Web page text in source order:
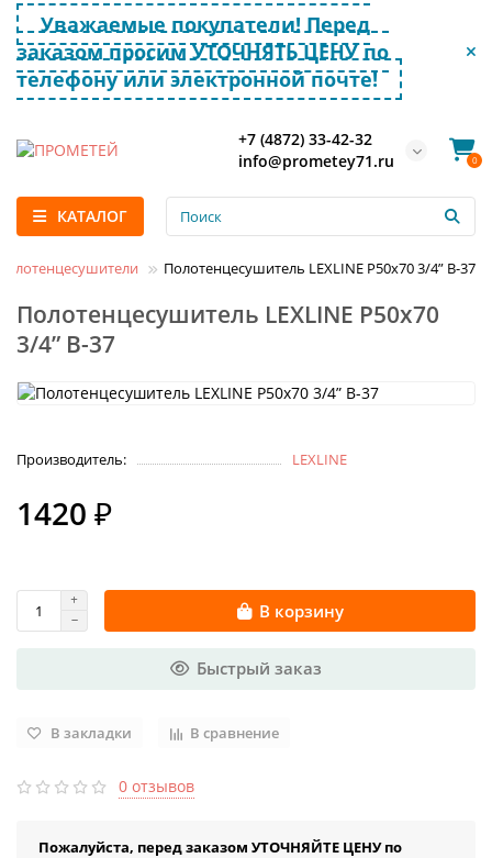
Уважаемые покупатели! Перед
заказом просим УТОЧНЯТЬ ЦЕНУ по
телефону или электронной почте!
+7 (4872) 33-42-32
info@prometey71.ru
0
КАТАЛОГ
Полотенцесушитель LEXLINE P50x70 3/4” В-37
Полотенцесушитель LEXLINE P50x70
3/4” В-37
Производитель: LEXLINE
1420 ₽
В корзину
Быстрый заказ
В закладки В сравнение
0 отзывов
Пожалуйста, перед заказом УТОЧНЯЙТЕ ЦЕНУ по